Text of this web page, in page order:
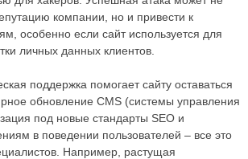
компании, но и привести к
особенно если сайт используется для
личных данных клиентов.
поддержка помогает сайту оставаться
обновление CMS (системы управления
под новые стандарты SEO и
в поведении пользователей – все это
Например, растущая